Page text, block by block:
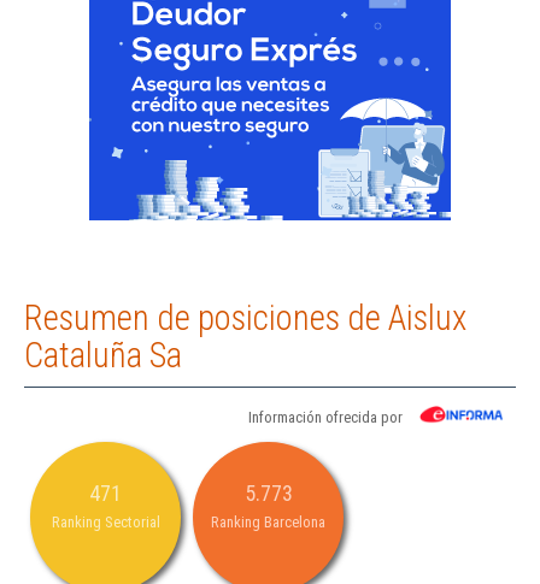
Resumen de posiciones de Aislux
Cataluña Sa
Información ofrecida por
471
Ranking Sectorial
5.773
Ranking Barcelona